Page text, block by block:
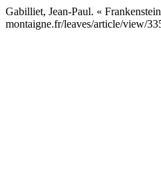
Gabilliet, Jean-Paul. «
montaigne.fr/leaves/article/view/